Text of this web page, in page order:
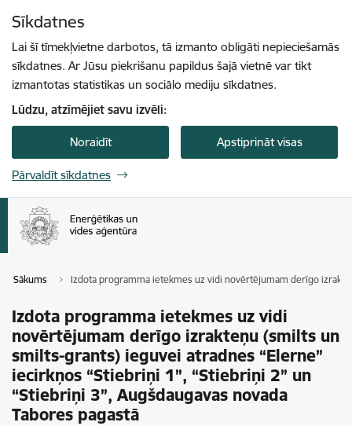
Sīkdatnes
Lai šī tīmekļvietne darbotos, tā izmanto obligāti nepieciešamās
sīkdatnes. Ar Jūsu piekrišanu papildus šajā vietnē var tikt
izmantotas statistikas un sociālo mediju sīkdatnes.
Lūdzu, atzīmējiet savu izvēli:
Noraidīt Apstiprināt visas
Pārvaldīt sīkdatnes
Sākums Izdota programma ietekmes uz vidi novērtējumam derīgo
Izdota programma ietekmes uz vidi
novērtējumam derīgo izrakteņu (smilts un
smilts-grants) ieguvei atradnes “Elerne”
iecirkņos “Stiebriņi 1”, “Stiebriņi 2” un
“Stiebriņi 3”, Augšdaugavas novada
Tabores pagastā